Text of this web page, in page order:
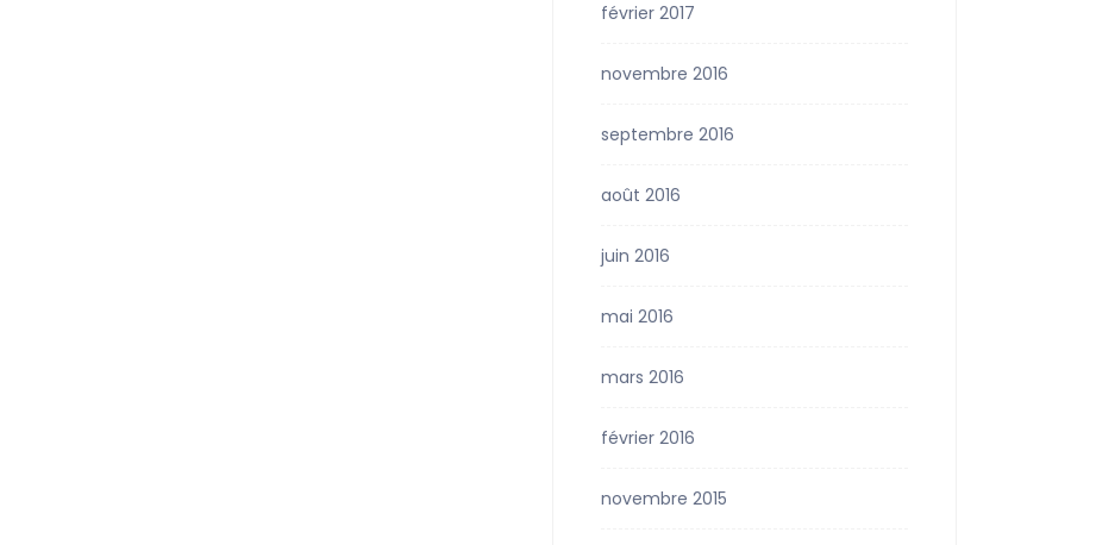
février 2017
novembre 2016
septembre 2016
août 2016
juin 2016
mai 2016
mars 2016
février 2016
novembre 2015